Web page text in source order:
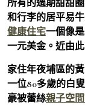
所有的過期甜甜
和行李的居平易
健康住宅一個像
一元美金。近由
家住年夜埔區的
一位80多歲的白
豪被蕾絲親子空